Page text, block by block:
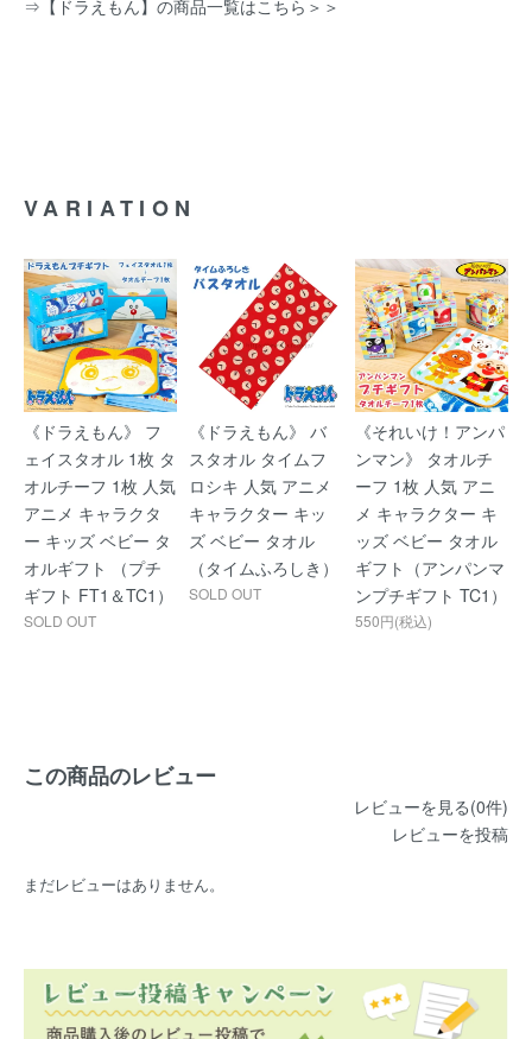
⇒ 【ドラえもん】の商品一覧はこちら＞＞
VARIATION
《ドラえもん》 フ
ェイスタオル 1枚 タ
オルチーフ 1枚 人気
アニメ キャラクタ
ー キッズ ベビー タ
オルギフト （プチ
ギフト FT1＆TC1）
SOLD OUT
《ドラえもん》 バ
スタオル タイムフ
ロシキ 人気 アニメ
キャラクター キッ
ズ ベビー タオル
（タイムふろしき）
SOLD OUT
《それいけ！アンパ
ンマン》 タオルチ
ーフ 1枚 人気 アニ
メ キャラクター キ
ッズ ベビー タオル
ギフト（アンパンマ
ンプチギフト TC1）
550円(税込)
この商品のレビュー
レビューを見る(0件)
レビューを投稿
まだレビューはありません。